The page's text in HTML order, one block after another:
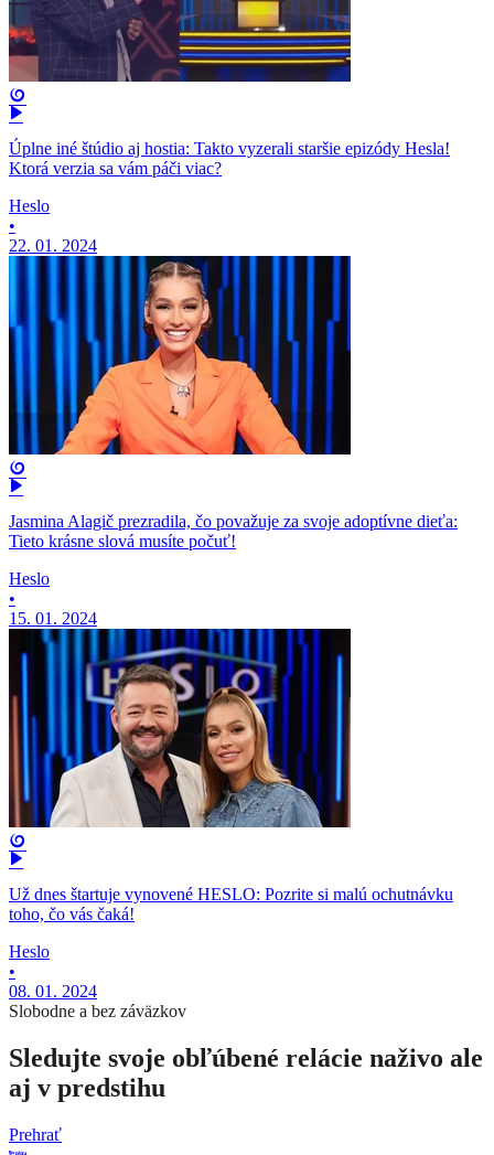
Úplne iné štúdio aj hostia: Takto vyzerali staršie epizódy Hesla!
Ktorá verzia sa vám páči viac?
Heslo
•
22. 01. 2024
Jasmina Alagič prezradila, čo považuje za svoje adoptívne dieťa:
Tieto krásne slová musíte počuť!
Heslo
•
15. 01. 2024
Už dnes štartuje vynovené HESLO: Pozrite si malú ochutnávku
toho, čo vás čaká!
Heslo
•
08. 01. 2024
Slobodne a bez záväzkov
Sledujte svoje obľúbené relácie naživo ale
aj v predstihu
Prehrať